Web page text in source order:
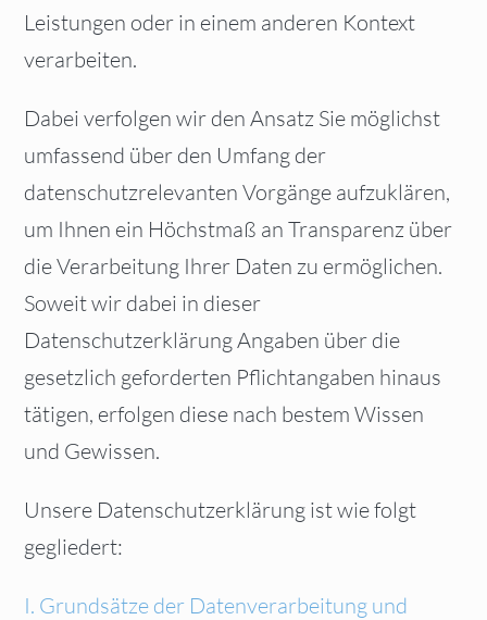
Leistungen oder in einem anderen Kontext
verarbeiten.
Dabei verfolgen wir den Ansatz Sie möglichst
umfassend über den Umfang der
datenschutzrelevanten Vorgänge aufzuklären,
um Ihnen ein Höchstmaß an Transparenz über
die Verarbeitung Ihrer Daten zu ermöglichen.
Soweit wir dabei in dieser
Datenschutzerklärung Angaben über die
gesetzlich geforderten Pflichtangaben hinaus
tätigen, erfolgen diese nach bestem Wissen
und Gewissen.
Unsere Datenschutzerklärung ist wie folgt
gegliedert:
I. Grundsätze der Datenverarbeitung und